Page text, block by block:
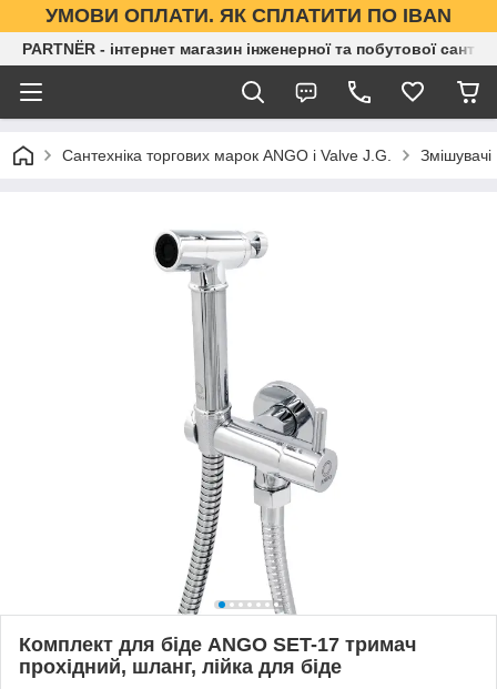
УМОВИ ОПЛАТИ. ЯК СПЛАТИТИ ПО IBAN
PARTNЁR - інтернет магазин інженерної та побутової
Сантехніка торгових марок ANGO і Valve J.G. Змішувачі
Комплект для біде ANGO SET-17 тримач
прохідний, шланг, лійка для біде